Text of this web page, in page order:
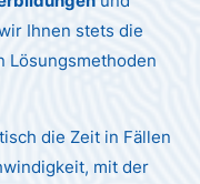
Ihnen stets die
Lösungsmethoden
die Zeit in Fällen
mit der